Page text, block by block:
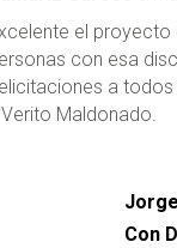
el proyecto
con esa
a
Maldonado.
Con